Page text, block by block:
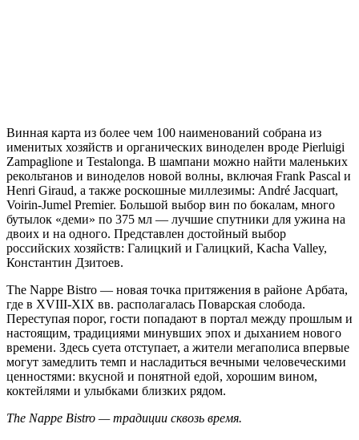
Винная карта из более чем 100 наименований собрана из
именитых хозяйств и органических виноделен вроде Pierluigi
Zampaglione и Testalonga. В шампани можно найти маленьких
рекольтанов и виноделов новой волны, включая Frank Pascal и
Henri Giraud, а также роскошные миллезимы: André Jacquart,
Voirin-Jumel Premier. Большой выбор вин по бокалам, много
бутылок «деми» по 375 мл — лучшие спутники для ужина на
двоих и на одного. Представлен достойный выбор
российских хозяйств: Галицкий и Галицкий, Kacha Valley,
Константин Дзитоев.
The Nappe Bistro — новая точка притяжения в районе Арбата,
где в XVIII-XIX вв. располагалась Поварская слобода.
Переступая порог, гости попадают в портал между прошлым и
настоящим, традициями минувших эпох и дыханием нового
времени. Здесь суета отступает, а жители мегаполиса впервые
могут замедлить темп и насладиться вечными человеческими
ценностями: вкусной и понятной едой, хорошим вином,
коктейлями и улыбками близких рядом.
The Nappe Bistro — традиции сквозь время.